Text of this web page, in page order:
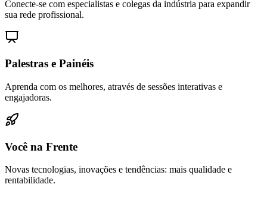
Conecte-se com especialistas e colegas da indústria para expandir
sua rede profissional.
Palestras e Painéis
Aprenda com os melhores, através de sessões interativas e
engajadoras.
Você na Frente
Novas tecnologias, inovações e tendências: mais qualidade e
rentabilidade.